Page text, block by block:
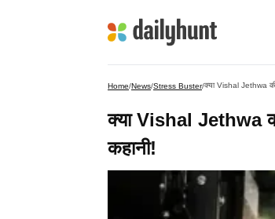
Home/News/Stress Buster/क्या Vishal Jethwa की
क्या Vishal Jethwa की
कहानी!